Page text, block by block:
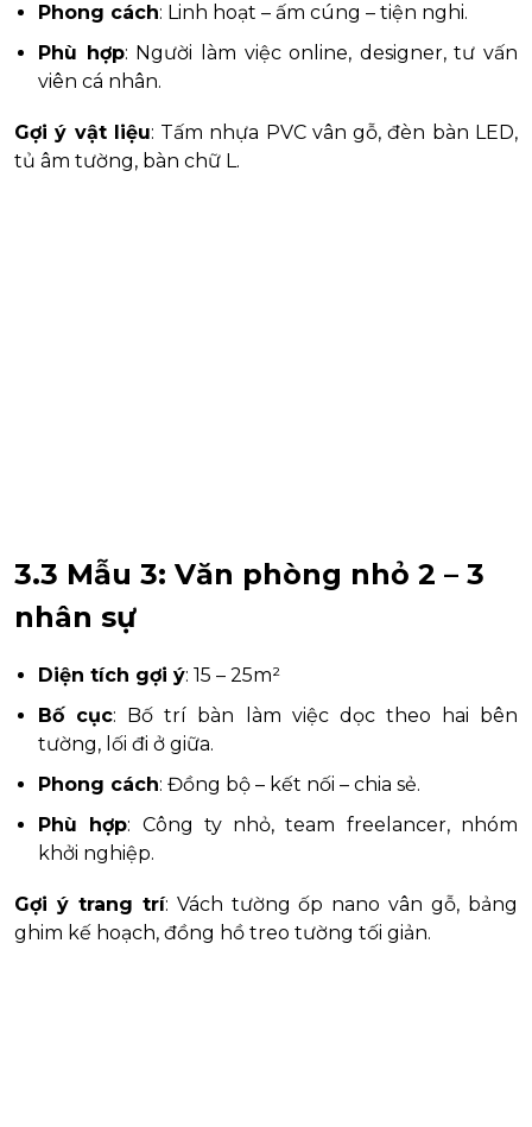
Phong cách: Linh hoạt – ấm cúng – tiện nghi.
Phù hợp: Người làm việc online, designer, tư vấn
viên cá nhân.
Gợi ý vật liệu: Tấm nhựa PVC vân gỗ, đèn bàn LED,
tủ âm tường, bàn chữ L.
3.3 Mẫu 3: Văn phòng nhỏ 2 – 3
nhân sự
Diện tích gợi ý: 15 – 25m²
Bố cục: Bố trí bàn làm việc dọc theo hai bên
tường, lối đi ở giữa.
Phong cách: Đồng bộ – kết nối – chia sẻ.
Phù hợp: Công ty nhỏ, team freelancer, nhóm
khởi nghiệp.
Gợi ý trang trí: Vách tường ốp nano vân gỗ, bảng
ghim kế hoạch, đồng hồ treo tường tối giản.